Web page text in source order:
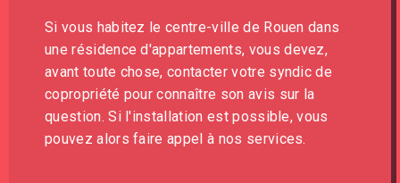
Si vous habitez le centre-ville de Rouen dans
une résidence d'appartements, vous devez,
avant toute chose, contacter votre syndic de
copropriété pour connaître son avis sur la
question. Si l'installation est possible, vous
pouvez alors faire appel à nos services.